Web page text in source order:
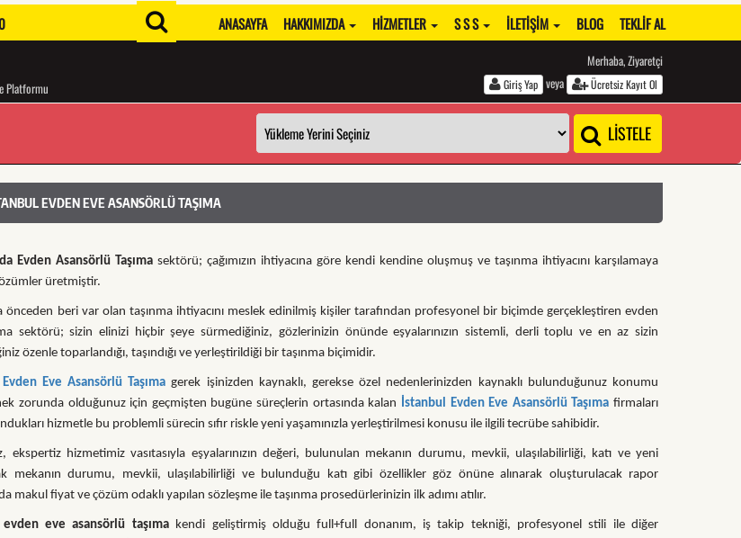
ANASAYFA HAKKIMIZDA HIZMETLER S S S İLETIŞIM BLOG TEKLIF AL
Platformu
Merhaba, Ziyaretçi
Giriş Yap veya Ücretsiz Kayıt Ol
LİSTELE
EVDEN EVE ASANSÖRLÜ TAŞIMA
Evden Asansörlü Taşıma sektörü; çağımızın ihtiyacına göre kendi kendine oluşmuş ve taşınma ihtiyacını karşılamaya
üretmiştir.
önceden beri var olan taşınma ihtiyacını meslek edinilmiş kişiler tarafından profesyonel bir biçimde gerçekleştiren evden
sektörü; sizin elinizi hiçbir şeye sürmediğiniz, gözlerinizin önünde eşyalarınızın sistemli, derli toplu ve en az sizin
özenle toparlandığı, taşındığı ve yerleştirildiği bir taşınma biçimidir.
Evden Eve Asansörlü Taşıma gerek işinizden kaynaklı, gerekse özel nedenlerinizden kaynaklı bulunduğunuz konumu
zorunda olduğunuz için geçmişten bugüne süreçlerin ortasında kalan İstanbul Evden Eve Asansörlü Taşıma firmaları
hizmetle bu problemli sürecin sıfır riskle yeni yaşamınızla yerleştirilmesi konusu ile ilgili tecrübe sahibidir.
ekspertiz hizmetimiz vasıtasıyla eşyalarınızın değeri, bulunulan mekanın durumu, mevkii, ulaşılabilirliği, katı ve yeni
mekanın durumu, mevkii, ulaşılabilirliği ve bulunduğu katı gibi özellikler göz önüne alınarak oluşturulacak rapor
makul fiyat ve çözüm odaklı yapılan sözleşme ile taşınma prosedürlerinizin ilk adımı atılır.
eve asansörlü taşımakendi geliştirmiş olduğu full+full donanım, iş takip tekniği, profesyonel stili ile diğer